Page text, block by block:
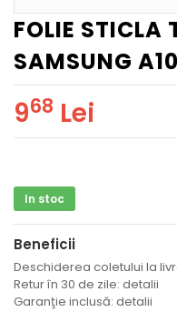
FOLIE STICLA
SAMSUNG A10
968 Lei
In stoc
Beneficii
Deschiderea coletului la
Retur în 30 de zile: detalii
Garanţie inclusă: detalii